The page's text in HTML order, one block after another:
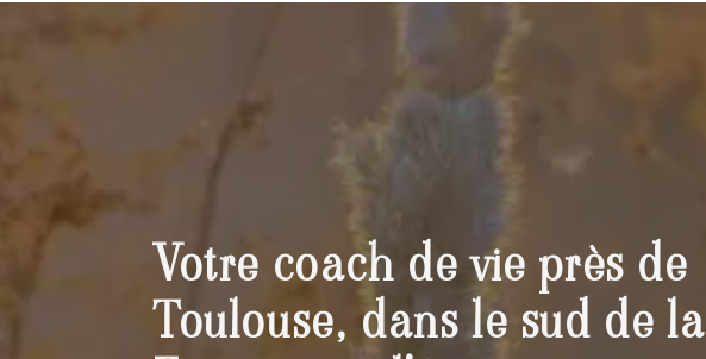
Votre coach de vie près de
Toulouse, dans le sud de la